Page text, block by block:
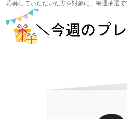
応募していただいた方を対象に、毎週抽選で